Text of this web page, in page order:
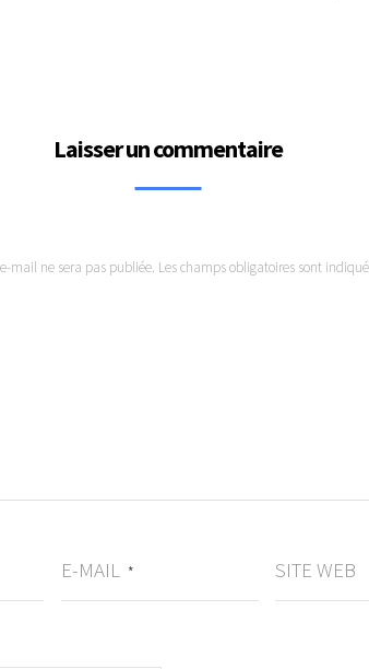
Laisser un commentaire
mail ne sera pas publiée. Les champs obligatoires sont
E-MAIL * SITE WEB